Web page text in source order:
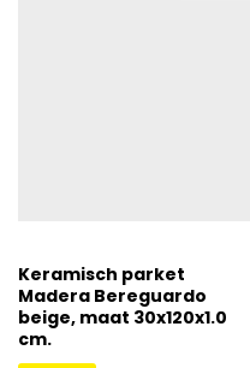
Keramisch parket
Madera Bereguardo
beige, maat 30x120x1.0
cm.